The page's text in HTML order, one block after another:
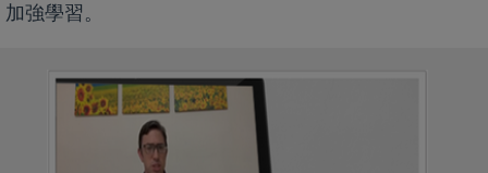
加強學習。